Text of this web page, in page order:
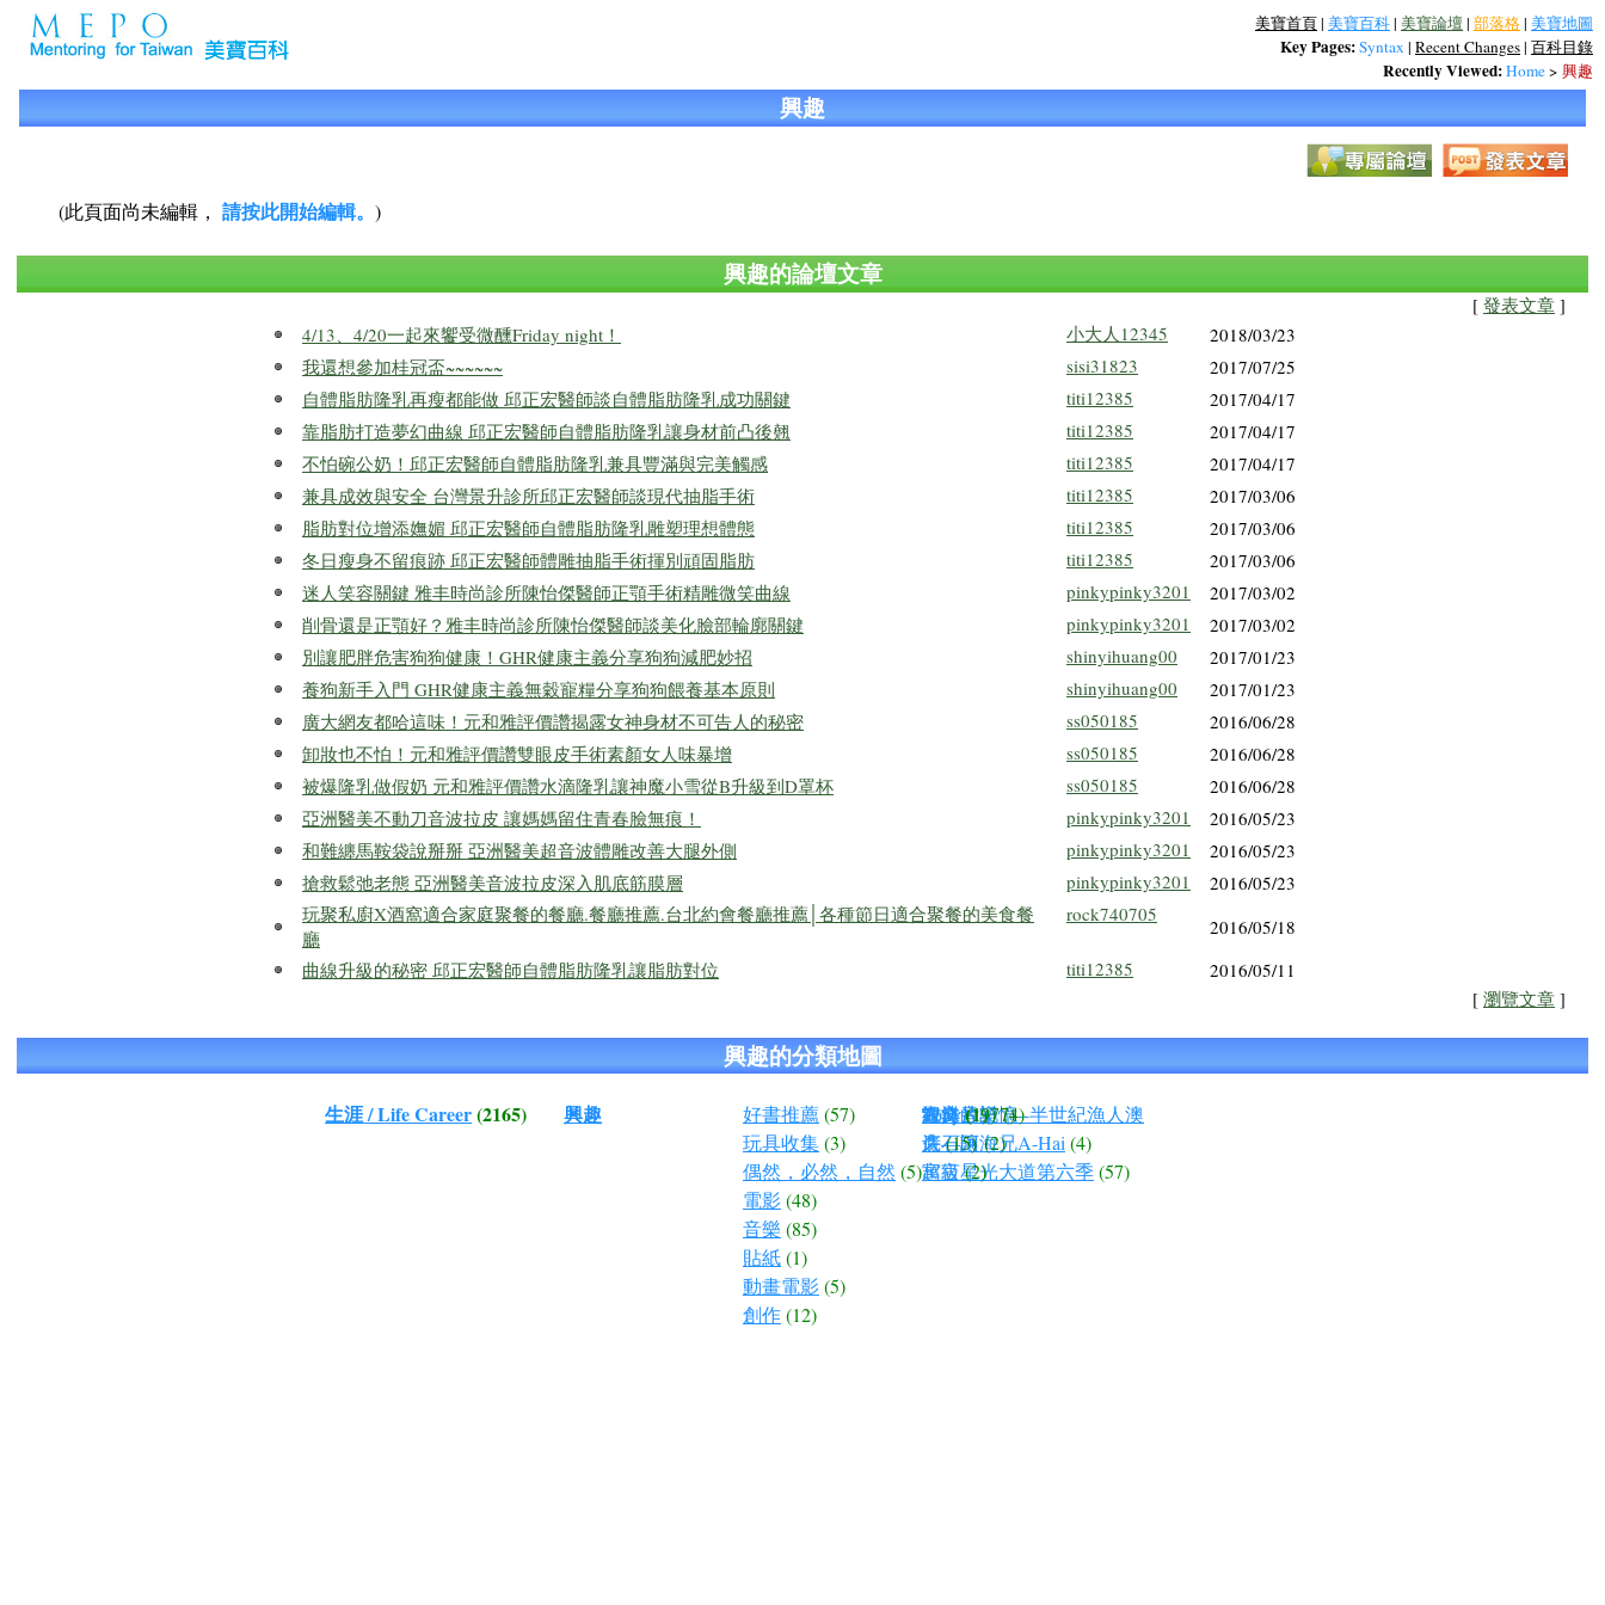
美寶首頁| 美寶百科| 美寶論壇| 部落格| 美寶地圖
Key Pages:Syntax | Recent Changes| 百科目錄
Recently Viewed:Home> 興趣
興趣
(此頁面尚未編輯， 請按此開始編輯。 )
興趣的論壇文章
[ 發表文章 ]
4/13、4/20一起來饗受微醺Friday night！ 小大人12345
2018/03/23
我還想參加桂冠盃~~~~~~
sisi31823
2017/07/25
自體脂肪隆乳再瘦都能做 邱正宏醫師談自體脂肪隆乳成功關鍵
titi12385
2017/04/17
靠脂肪打造夢幻曲線 邱正宏醫師自體脂肪隆乳讓身材前凸後翹
titi12385
2017/04/17
不怕碗公奶！邱正宏醫師自體脂肪隆乳兼具豐滿與完美觸感
titi12385
2017/04/17
兼具成效與安全 台灣景升診所邱正宏醫師談現代抽脂手術
titi12385
2017/03/06
脂肪對位增添嫵媚 邱正宏醫師自體脂肪隆乳雕塑理想體態
titi12385
2017/03/06
冬日瘦身不留痕跡 邱正宏醫師體雕抽脂手術揮別頑固脂肪
titi12385
2017/03/06
迷人笑容關鍵 雅丰時尚診所陳怡傑醫師正顎手術精雕微笑曲線
pinkypinky3201
2017/03/02
削骨還是正顎好？雅丰時尚診所陳怡傑醫師談美化臉部輪廓關鍵
pinkypinky3201
2017/03/02
別讓肥胖危害狗狗健康！GHR健康主義分享狗狗減肥妙招
shinyihuang00
2017/01/23
養狗新手入門 GHR健康主義無穀寵糧分享狗狗餵養基本原則
shinyihuang00
2017/01/23
廣大網友都哈這味！元和雅評價讚揭露女神身材不可告人的秘密
ss050185
2016/06/28
卸妝也不怕！元和雅評價讚雙眼皮手術素顏女人味暴增
ss050185
2016/06/28
被爆隆乳做假奶 元和雅評價讚水滴隆乳讓神魔小雪從B升級到D罩杯
ss050185
2016/06/28
亞洲醫美不動刀音波拉皮 讓媽媽留住青春臉無痕！
pinkypinky3201
2016/05/23
和難纏馬鞍袋說掰掰 亞洲醫美超音波體雕改善大腿外側
pinkypinky3201
2016/05/23
搶救鬆弛老態 亞洲醫美音波拉皮深入肌底筋膜層
pinkypinky3201
2016/05/23
玩聚私廚X酒窩適合家庭聚餐的餐廳.餐廳推薦.台北約會餐廳推薦│各種節日適合聚餐的美食餐
廳
rock740705
2016/05/18
曲線升級的秘密 邱正宏醫師自體脂肪隆乳讓脂肪對位
titi12385 2016/05/11
[ 瀏覽文章 ]
興趣的分類地圖
生涯 / Life Career(2165) 興趣 好書推薦(57)
海洋的記憶--半世紀漁人澳
底—阿海兄A-Hai(4)
玩具收集(3)
偶然，必然，自然 (5)
電影(48)
紀錄片(77)
音樂 (85)
古典音樂(4)
久石讓(2)
超級星光大道第六季(57)
貼紙(1)
動畫電影(5)
Tony(1)
創作(12)
散文(19)
诗(15)
寓言(2)